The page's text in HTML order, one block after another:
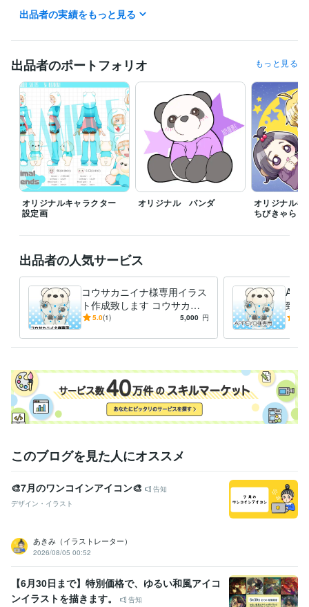
職歴
商社 2011年12月 ~ 2023年2月
ビジネス・クリエイティブツール
Adobe Illustrator:1年 CLIP STUDIO PAINT:9年
得意分野
イラスト作成・漫画制作 アイコンイラストの作成
アイコン ビジネス イラスト
出品者の実績をもっと見る
出品者のポートフォリオ もっと見る
オリジナルキャラクター
設定画
オリジナル パンダ
オリジナル
ちびきゃら
出品者の人気サービス
コウサカニイナ様専用イラス
ト作成致します コウサカニ
イナ｜過保護なWEBデザイナ
5.0(1) 5,000 円
致し
品に
このブログを見た人にオススメ
🎨7月のワンコインアイコン🎨
告知
デザイン・イラスト
あきみ（イラストレーター）
2026/08/05 00:52
【6月30日まで】特別価格で、ゆるい和風アイコ
ンイラストを描きます。
告知